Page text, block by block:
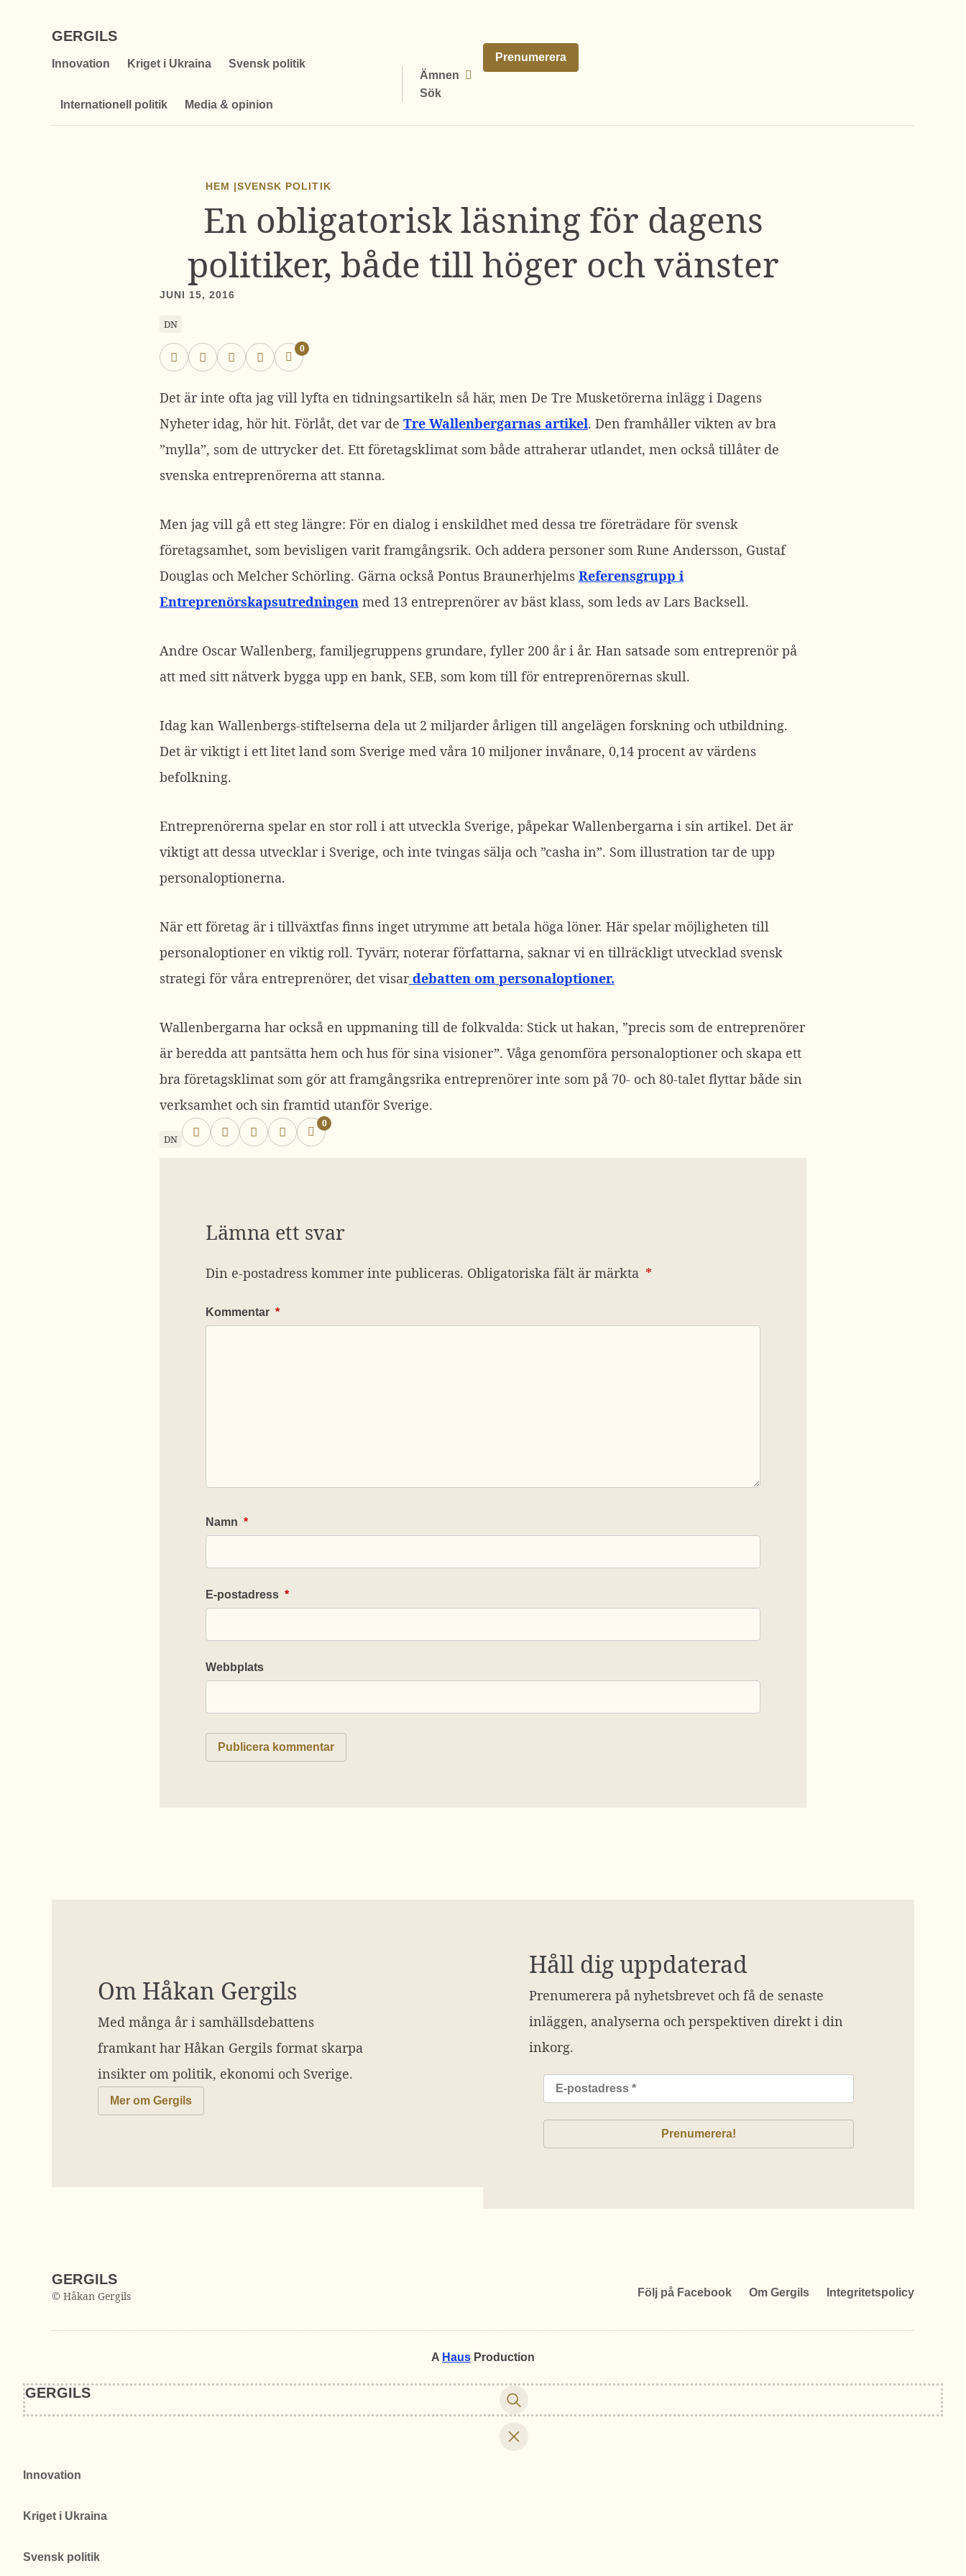
GERGILS
Innovation Kriget i Ukraina Svensk politik
Internationell politik Media & opinion
Ämnen
Sök
Prenumerera
HEM |SVENSK POLITIK
En obligatorisk läsning för dagens
politiker, både till höger och vänster
JUNI 15, 2016
DN
0
Det är inte ofta jag vill lyfta en tidningsartikeln så här, men De Tre Musketörerna inlägg i Dagens
Nyheter idag, hör hit. Förlåt, det var de Tre Wallenbergarnas artikel. Den framhåller vikten av bra
”mylla”, som de uttrycker det. Ett företagsklimat som både attraherar utlandet, men också tillåter de
svenska entreprenörerna att stanna.
Men jag vill gå ett steg längre: För en dialog i enskildhet med dessa tre företrädare för svensk
företagsamhet, som bevisligen varit framgångsrik. Och addera personer som Rune Andersson, Gustaf
Douglas och Melcher Schörling. Gärna också Pontus Braunerhjelms Referensgrupp i
Entreprenörskapsutredningen med 13 entreprenörer av bäst klass, som leds av Lars Backsell.
Andre Oscar Wallenberg, familjegruppens grundare, fyller 200 år i år. Han satsade som entreprenör på
att med sitt nätverk bygga upp en bank, SEB, som kom till för entreprenörernas skull.
Idag kan Wallenbergs-stiftelserna dela ut 2 miljarder årligen till angelägen forskning och utbildning.
Det är viktigt i ett litet land som Sverige med våra 10 miljoner invånare, 0,14 procent av värdens
befolkning.
Entreprenörerna spelar en stor roll i att utveckla Sverige, påpekar Wallenbergarna i sin artikel. Det är
viktigt att dessa utvecklar i Sverige, och inte tvingas sälja och ”casha in”. Som illustration tar de upp
personaloptionerna.
När ett företag är i tillväxtfas finns inget utrymme att betala höga löner. Här spelar möjligheten till
personaloptioner en viktig roll. Tyvärr, noterar författarna, saknar vi en tillräckligt utvecklad svensk
strategi för våra entreprenörer, det visar debatten om personaloptioner.
Wallenbergarna har också en uppmaning till de folkvalda: Stick ut hakan, ”precis som de entreprenörer
är beredda att pantsätta hem och hus för sina visioner”. Våga genomföra personaloptioner och skapa ett
bra företagsklimat som gör att framgångsrika entreprenörer inte som på 70- och 80-talet flyttar både sin
verksamhet och sin framtid utanför Sverige.
DN
0
Lämna ett svar
Din e-postadress kommer inte publiceras. Obligatoriska fält är märkta *
Kommentar *
Namn *
E-postadress *
Webbplats
Om Håkan Gergils
Med många år i samhällsdebattens
framkant har Håkan Gergils format skarpa
insikter om politik, ekonomi och Sverige.
Mer om Gergils
Håll dig uppdaterad
Prenumerera på nyhetsbrevet och få de senaste
inläggen, analyserna och perspektiven direkt i din
inkorg.
GERGILS
© Håkan Gergils Följ på Facebook Om Gergils Integritetspolicy
A Haus Production
GERGILS
Innovation
Kriget i Ukraina
Svensk politik